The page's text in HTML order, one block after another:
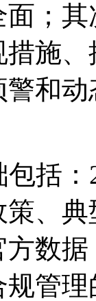
；
施
和
括：
、
数
管